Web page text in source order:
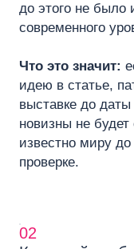
до этого не было
современного
Что это значит:
идею в статье,
выставке до
новизны не
известно миру
проверке.
02